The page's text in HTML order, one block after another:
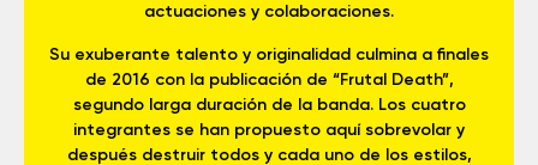
actuaciones y colaboraciones.
Su exuberante talento y originalidad culmina a finales
de 2016 con la publicación de “Frutal Death”,
segundo larga duración de la banda. Los cuatro
integrantes se han propuesto aquí sobrevolar y
después destruir todos y cada uno de los estilos,